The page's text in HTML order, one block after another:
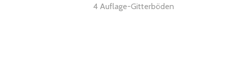
4 Auflage-Gitterböden